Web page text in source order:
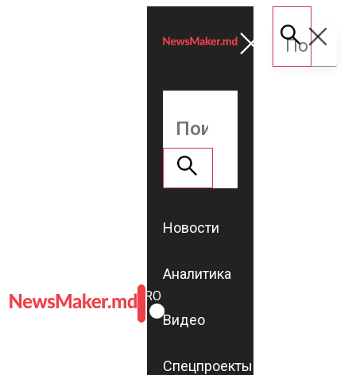
ROMÂNĂ
RU
Новости
Аналитика
Видео
Спецпроекты